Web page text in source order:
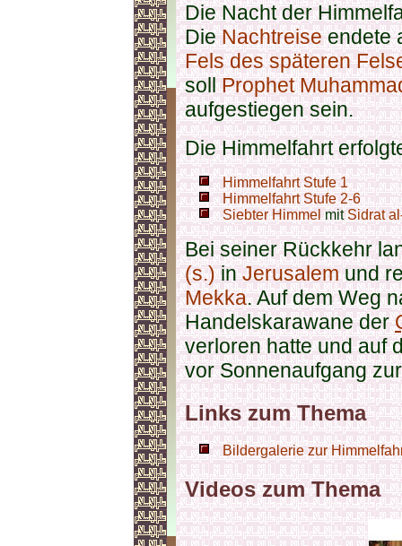
Die Nacht der
DieNachtreiseendete
Fels des späteren
sollProphet
aufgestiegen sein.
Die Himmelfahrt
Himmelfahrt Stufe 1
Himmelfahrt Stufe 2-6
Siebter HimmelmitSidrat
Bei seiner Rückkehr
(s.)inJerusalemund
Mekka. Auf dem Weg
Handelskarawane der
verloren hatte und auf
vor Sonnenaufgang
Links zum Thema
Bildergalerie zur
Videos zum Thema